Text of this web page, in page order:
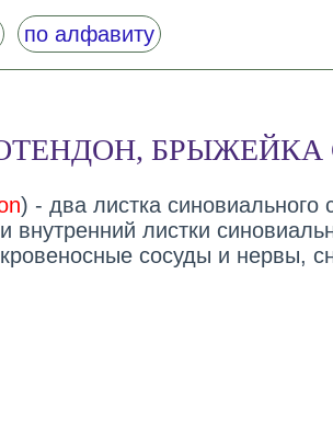
по алфавиту
) - два листка
внутренний листки
сосуды и нервы,